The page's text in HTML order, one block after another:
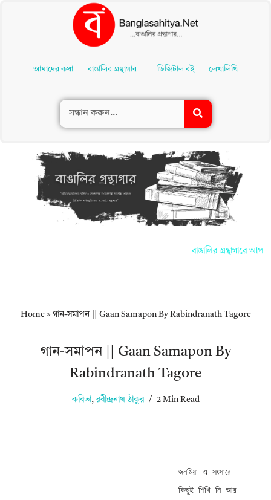
Contentআমাদের কথা বাঙালির গ্রন্থাগার ডিজিটাল বই লেখালিখি
বাঙালির গ্রন্থাগারে
Home» গান-সমাপন || Gaan Samapon By Rabindranath Tagore
গান-সমাপন || Gaan Samapon By
Rabindranath Tagore
কবিতা, রবীন্দ্রনাথ ঠাকুর 2 Min Read
জনমিয়া এ সংসারে
কিছুই শিখি নি আর